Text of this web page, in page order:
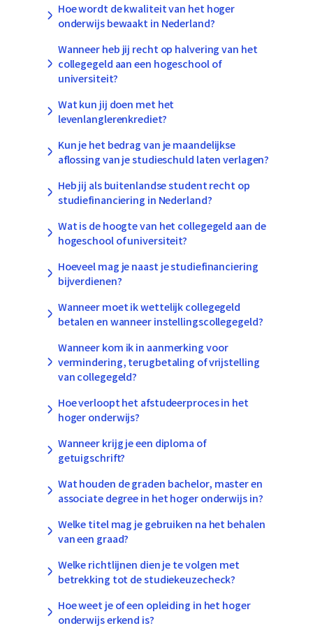
Hoe wordt de kwaliteit van het hoger
onderwijs bewaakt in Nederland?
Wanneer heb jij recht op halvering van het
collegegeld aan een hogeschool of
universiteit?
Wat kun jij doen met het
levenlanglerenkrediet?
Kun je het bedrag van je maandelijkse
aflossing van je studieschuld laten verlagen?
Heb jij als buitenlandse student recht op
studiefinanciering in Nederland?
Wat is de hoogte van het collegegeld aan de
hogeschool of universiteit?
Hoeveel mag je naast je studiefinanciering
bijverdienen?
Wanneer moet ik wettelijk collegegeld
betalen en wanneer instellingscollegegeld?
Wanneer kom ik in aanmerking voor
vermindering, terugbetaling of vrijstelling
van collegegeld?
Hoe verloopt het afstudeerproces in het
hoger onderwijs?
Wanneer krijg je een diploma of
getuigschrift?
Wat houden de graden bachelor, master en
associate degree in het hoger onderwijs in?
Welke titel mag je gebruiken na het behalen
van een graad?
Welke richtlijnen dien je te volgen met
betrekking tot de studiekeuzecheck?
Hoe weet je of een opleiding in het hoger
onderwijs erkend is?